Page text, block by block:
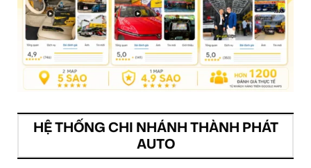
HỆ THỐNG CHI NHÁNH THÀNH PHÁT
AUTO